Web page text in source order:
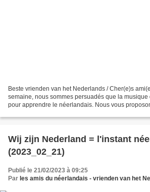
Beste vrienden van het Nederlands / Cher(e)s
semaine, nous sommes persuadés que la
pour apprendre le néerlandais. Nous vous
Wij zijn Nederland = l'instant
(2023_02_21)
Publié le 21/02/2023 à 09:25
Par les amis du néerlandais - vrienden van het